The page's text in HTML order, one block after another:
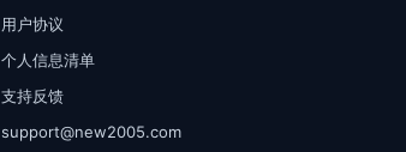
用户协议
个人信息清单
支持反馈
support@new2005.com